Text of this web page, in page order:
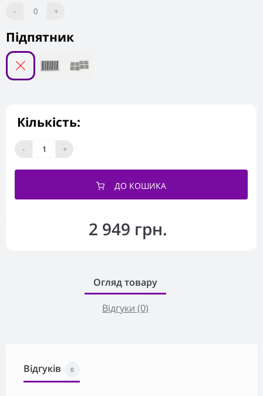
2 949 грн.
Підпятник
- 0 +
Кількість:
- +
ДО КОШИКА
Огляд товару
Відгуки (0)
Відгуків 0